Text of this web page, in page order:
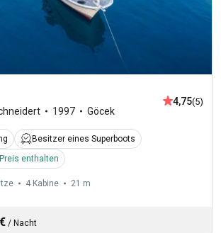
1997 Göcek
4,75(5)
Besitzer eines Superboots
enthalten
4 Kabine 21 m
/ Nacht